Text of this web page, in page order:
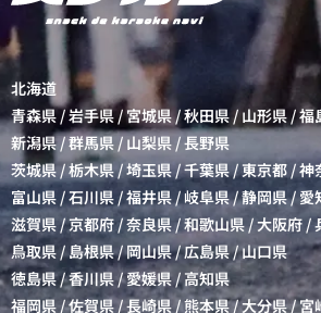
北海道
青森県/岩手県/宮城県/秋田県 / 山形県/福
新潟県/群馬県 / 山梨県 /長野県
茨城県 /栃木県/埼玉県/千葉県/東京都 /神
富山県 /石川県 /福井県/岐阜県/静岡県/愛
滋賀県/京都府/奈良県 /和歌山県/大阪府 /
鳥取県 / 島根県/岡山県/広島県/山口県
徳島県/香川県/愛媛県 /高知県
福岡県 /佐賀県 /長崎県/熊本県/大分県/宮